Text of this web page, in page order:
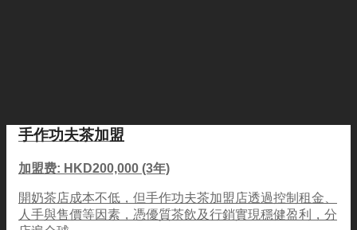
手作功夫茶加盟
加盟费: HKD200,000 (3年)
開奶茶店成本不低，但手作功夫茶加盟店透過控制租金、
人手與售價等因素，憑優質茶飲及行銷實現穩健盈利，分